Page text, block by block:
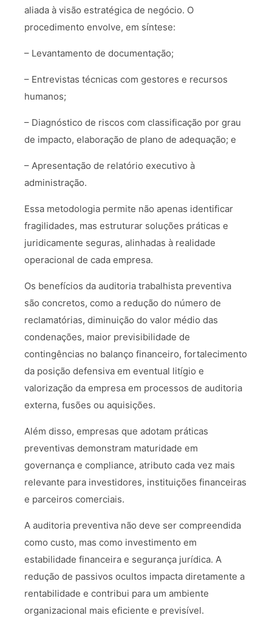
aliada à visão estratégica de negócio. O
procedimento envolve, em síntese:
– Levantamento de documentação;
– Entrevistas técnicas com gestores e recursos
humanos;
– Diagnóstico de riscos com classificação por grau
de impacto, elaboração de plano de adequação; e
– Apresentação de relatório executivo à
administração.
Essa metodologia permite não apenas identificar
fragilidades, mas estruturar soluções práticas e
juridicamente seguras, alinhadas à realidade
operacional de cada empresa.
Os benefícios da auditoria trabalhista preventiva
são concretos, como a redução do número de
reclamatórias, diminuição do valor médio das
condenações, maior previsibilidade de
contingências no balanço financeiro, fortalecimento
da posição defensiva em eventual litígio e
valorização da empresa em processos de auditoria
externa, fusões ou aquisições.
Além disso, empresas que adotam práticas
preventivas demonstram maturidade em
governança e compliance, atributo cada vez mais
relevante para investidores, instituições financeiras
e parceiros comerciais.
A auditoria preventiva não deve ser compreendida
como custo, mas como investimento em
estabilidade financeira e segurança jurídica. A
redução de passivos ocultos impacta diretamente a
rentabilidade e contribui para um ambiente
organizacional mais eficiente e previsível.